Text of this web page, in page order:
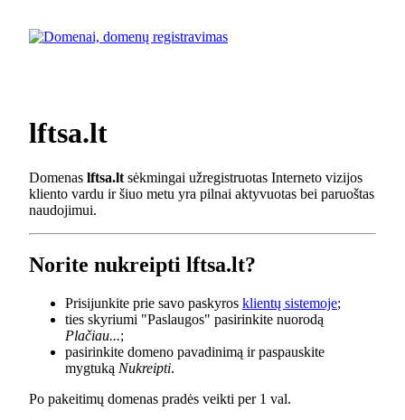
lftsa.lt
Domenas lftsa.lt sėkmingai užregistruotas Interneto vizijos
kliento vardu ir šiuo metu yra pilnai aktyvuotas bei paruoštas
naudojimui.
Norite nukreipti lftsa.lt?
Prisijunkite prie savo paskyros klientų sistemoje;
ties skyriumi "Paslaugos" pasirinkite nuorodą
Plačiau...;
pasirinkite domeno pavadinimą ir paspauskite
mygtuką Nukreipti.
Po pakeitimų domenas pradės veikti per 1 val.